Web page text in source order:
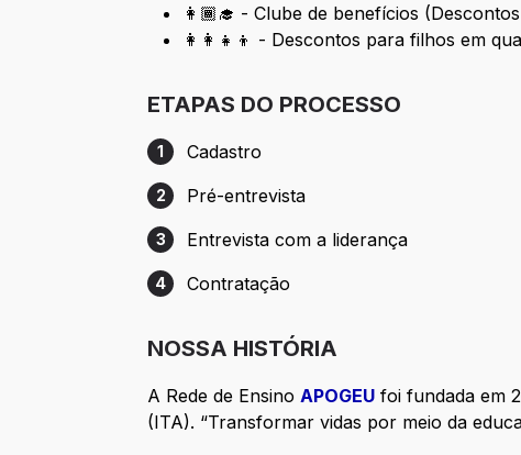
👩🏾‍🎓 - Clube de benefícios
👩‍👩‍👧‍👦 - Descontos para filhos em
ETAPAS DO PROCESSO
Etapa 1: Cadastro
1 Cadastro
Etapa 2: Pré-entrevista
2 Pré-entrevista
Etapa 3: Entrevista com a liderança
3 Entrevista com a liderança
Etapa 4: Contratação
4 Contratação
NOSSA HISTÓRIA
A Rede de EnsinoAPOGEU foi fundada em
(ITA). “Transformar vidas por meio da